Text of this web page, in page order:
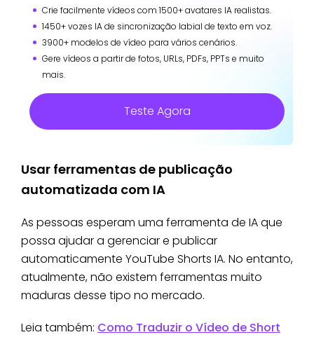
Crie facilmente vídeos com 1500+ avatares IA realistas.
1450+ vozes IA de sincronização labial de texto em voz.
3900+ modelos de vídeo para vários cenários.
Gere vídeos a partir de fotos, URLs, PDFs, PPTs e muito
mais.
Teste Agora
Usar ferramentas de publicação
automatizada com IA
As pessoas esperam uma ferramenta de IA que
possa ajudar a gerenciar e publicar
automaticamente YouTube Shorts IA. No entanto,
atualmente, não existem ferramentas muito
maduras desse tipo no mercado.
Leia também: Como Traduzir o Vídeo de Short